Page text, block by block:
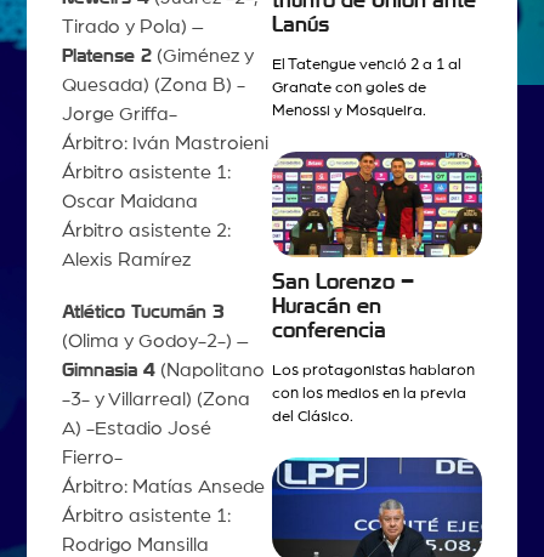
Tirado y Pola) –
Platense 2(Giménez y
Quesada) (Zona B) -
Jorge Griffa-
Árbitro: Iván Mastroieni
Árbitro asistente 1:
Oscar Maidana
Árbitro asistente 2:
Alexis Ramírez
Atlético Tucumán 3
(Olima y Godoy-2-) –
Gimnasia 4(Napolitano
-3- y Villarreal) (Zona
A) -Estadio José
Fierro-
Árbitro: Matías Ansede
Árbitro asistente 1:
Rodrigo Mansilla
Lanús
El Tatengue venció 2 a 1 al
Granate con goles de
Menossi y Mosqueira.
San Lorenzo –
Huracán en
conferencia
Los protagonistas hablaron
con los medios en la previa
del Clásico.